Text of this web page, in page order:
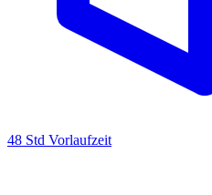
48 Std Vorlaufzeit